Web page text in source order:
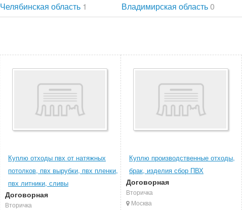
Челябинская область 1 Владимирская область0
Куплю отходы пвх от натяжных
потолков, пвх вырубки, пвх пленки,
пвх литники, сливы
Договорная
Вторичка
Куплю производственные отходы,
брак, изделия сбор ПВХ
Договорная
Вторичка
Москва